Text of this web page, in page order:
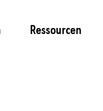
Ressourcen